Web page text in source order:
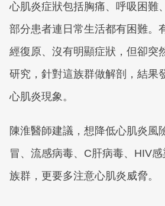
心肌炎症狀包括胸痛、呼吸困難
部分患者連日常生活都有困難。
經復原、沒有明顯症狀，但卻突
研究，針對這族群做解剖，結果
心肌炎現象。
陳淮醫師建議，想降低心肌炎風
冒、流感病毒、C肝病毒、HIV
族群，更要多注意心肌炎威脅。